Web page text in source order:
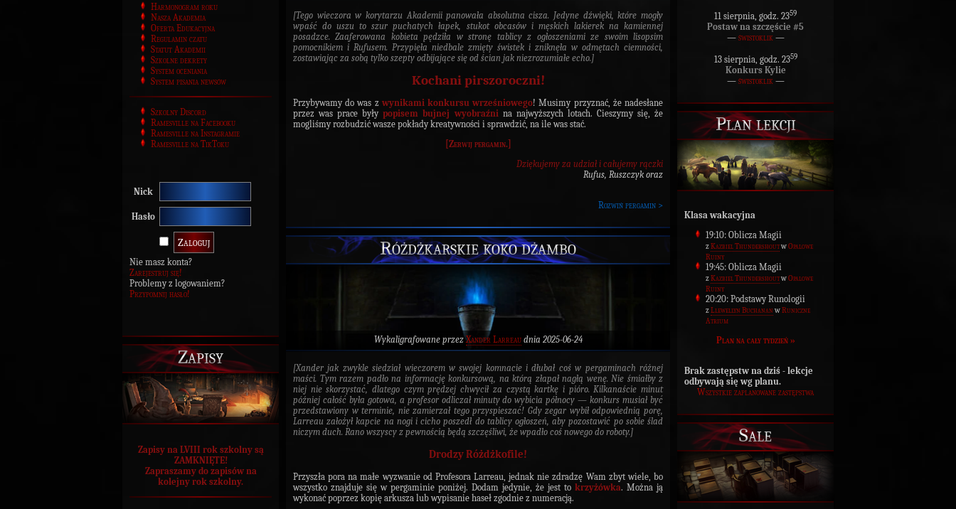
Harmonogram roku
Nasza Akademia
Oferta Edukacyjna
Regulamin czatu
Statut Akademii
Szkolne dekrety
System oceniania
System pisania newsów
Szkolny Discord
Ramesville na Facebooku
Ramesville na Instagramie
Ramesville na TikToku
Nick
Hasło
Nie masz konta?
Zarejestruj się!
Problemy z logowaniem?
Przypomnij hasło!
Zapisy
Zapisy na LVIII rok szkolny są
ZAMKNIĘTE!
Zapraszamy do zapisów na
kolejny rok szkolny.
[Tego wieczora w korytarzu Akademii panowała absolutna cisza. Jedyne dźwięki, które mogły
wpaść do uszu to szur puchatych łapek, stukot obcasów i męskich lakierek na kamiennej
posadzce. Zaaferowana kobieta pędziła w stronę tablicy z ogłoszeniami ze swoim lisopsim
pomocnikiem i Rufusem. Przypięła niedbale zmięty świstek i zniknęła w odmętach ciemności,
zostawiając za sobą tylko szepty odbijające się od ścian jak niezrozumiałe echo.]
Kochani pirszoroczni!
Przybywamy do was z wynikami konkursu wrześniowego! Musimy przyznać, że nadesłane
przez was prace byłypopisem bujnej wyobraźnina najwyższych lotach. Cieszymy się, że
mogliśmy rozbudzić wasze pokłady kreatywności i sprawdzić, na ile was stać.
[Zerwij pergamin.]
Dziękujemy za udział i całujemy rączki
Rufus, Ruszczyk oraz
Rozwiń pergamin >
Różdżkarskie koko dżambo
Wykaligrafowane przezXander Larreaudnia 2025-06-24
[Xander jak zwykle siedział wieczorem w swojej komnacie i dłubał coś w pergaminach różnej
maści. Tym razem padło na informację konkursową, na którą złapał nagłą wenę. Nie śmiałby z
niej nie skorzystać, dlatego czym prędzej chwycił za czystą kartkę i pióro. Kilkanaście minut
później całość była gotowa, a profesor odliczał minuty do wybicia północy — konkurs musiał być
przedstawiony w terminie, nie zamierzał tego przyspieszać! Gdy zegar wybił odpowiednią porę,
Larreau założył kapcie na nogi i cicho poszedł do tablicy ogłoszeń, aby pozostawić po sobie ślad
niczym duch. Rano wszyscy z pewnością będą szczęśliwi, że wpadło coś nowego do roboty.]
Drodzy Różdżkofile!
Przyszła pora na małe wyzwanie od Profesora Larreau, jednak nie zdradzę Wam zbyt wiele, bo
wszystko znajduje się w pergaminie poniżej. Dodam jedynie, że jest to krzyżówka. Można ją
wykonać poprzez kopię arkusza lub wypisanie haseł zgodnie z numeracją.
11 sierpnia, godz. 2359
Postaw na szczęście #5
— świstoklik —
13 sierpnia, godz. 2359
Konkurs Kylie
— świstoklik—
Plan lekcji
Klasa wakacyjna
19:10: Oblicza Magii
zKazbiel ThundershoutwOpalowe
Ruiny
19:45: Oblicza Magii
zKazbiel ThundershoutwOpalowe
Ruiny
20:20: Podstawy Runologii
zLlewellyn Buchanan wRuniczne
Atrium
Plan na cały tydzień »
Brak zastępstw na dziś - lekcje
odbywają się wg planu.
Wszystkie zaplanowane zastępstwa
Sale